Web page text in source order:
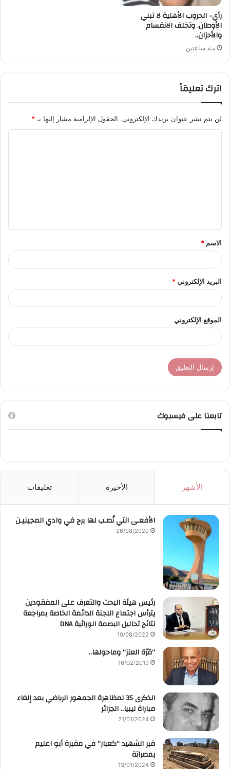
رأي- الحروب الأهلية لا تبني
الأوطان. وتخلف الانقسام
والأحزان..
منذ ساعتين
اترك تعليقاً
لن يتم نشر عنوان بريدك الإلكتروني. الحقول الإلزامية مشار إليها بـ *
ق
*
الاسم *
البريد الإلكتروني*
الموقع الإلكتروني
تابعنا على فيسبوك
الأشهر الأخيرة تعليقات
الأفعـى التي نُصـب لها برج في وادي المجينيـن
26/08/2020
رئيس هيئة البحث والتعرف على المفقودين
يترأس اجتماع اللجنة الدائمة الخاصة بمراجعة
نتائج تحاليل البصمة الوراثية DNA
10/08/2022
“قرّة العنز” وماحولها..
16/02/2019
الذكرى 35 لمظاهرة الجمهور الرياضي بعد إلغاء
مباراة ليبيا.. الجزائر
21/01/2024
قبر الشهيد “كعبار” في مقبرة أبو اعليم
بمصراتة
13/01/2024